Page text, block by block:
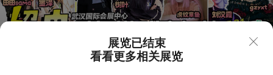
展览已结束
看看更多相关展览